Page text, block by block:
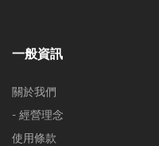
一般資訊
關於我們
- 經營理念
使用條款